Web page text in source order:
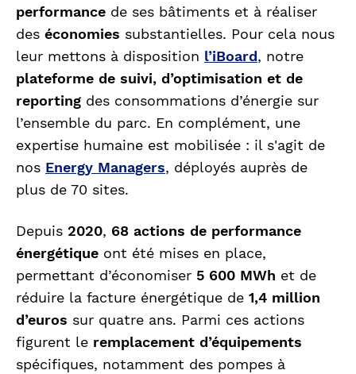
performance de ses bâtiments et à réaliser
des économies substantielles. Pour cela nous
leur mettons à disposition l’iBoard, notre
plateforme de suivi, d’optimisation et de
reporting des consommations d’énergie sur
l’ensemble du parc. En complément, une
expertise humaine est mobilisée : il s'agit de
nos Energy Managers, déployés auprès de
plus de 70 sites.
Depuis 2020, 68 actions de performance
énergétique ont été mises en place,
permettant d’économiser 5 600 MWh et de
réduire la facture énergétique de 1,4 million
d’euros sur quatre ans. Parmi ces actions
figurent le remplacement d’équipements
spécifiques, notamment des pompes à